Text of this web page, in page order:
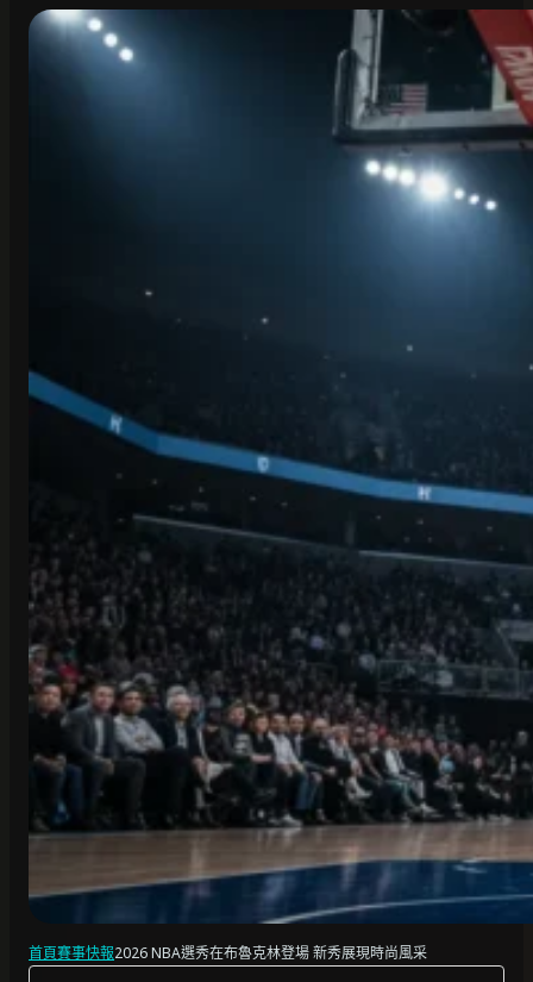
首頁賽事快報2026 NBA選秀在布魯克林登場 新秀展現時尚風采